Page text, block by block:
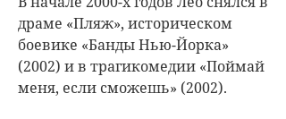
драме «Пляж», историческом
боевике «Банды Нью-Йорка»
(2002) и в трагикомедии «Поймай
меня, если сможешь» (2002).